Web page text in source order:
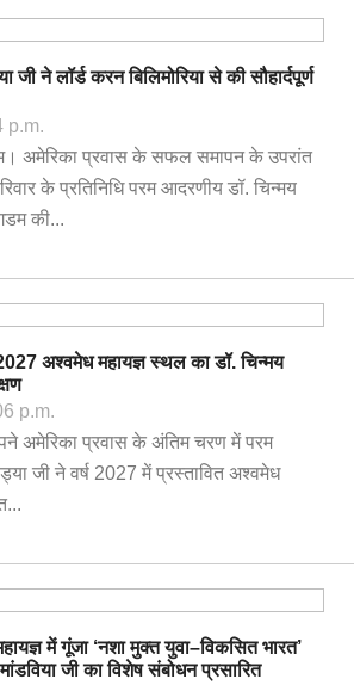
ने लॉर्ड करन बिलिमोरिया से की सौहार्दपूर्ण
p.m.
अमेरिका प्रवास के सफल समापन के उपरांत
के प्रतिनिधि परम आदरणीय डॉ. चिन्मय
की...
अश्वमेध महायज्ञ स्थल का डॉ. चिन्मय
p.m.
अमेरिका प्रवास के अंतिम चरण में परम
जी ने वर्ष 2027 में प्रस्तावित अश्वमेध
में गूंजा ‘नशा मुक्त युवा–विकसित भारत’
जी का विशेष संबोधन प्रसारित